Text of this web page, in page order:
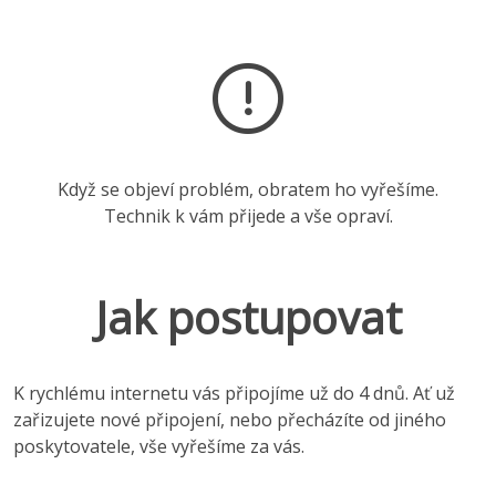
Když se objeví problém, obratem ho vyřešíme.
Technik k vám přijede a vše opraví.
Jak postupovat
K rychlému internetu vás připojíme už do 4 dnů. Ať už
zařizujete nové připojení, nebo přecházíte od jiného
poskytovatele, vše vyřešíme za vás.